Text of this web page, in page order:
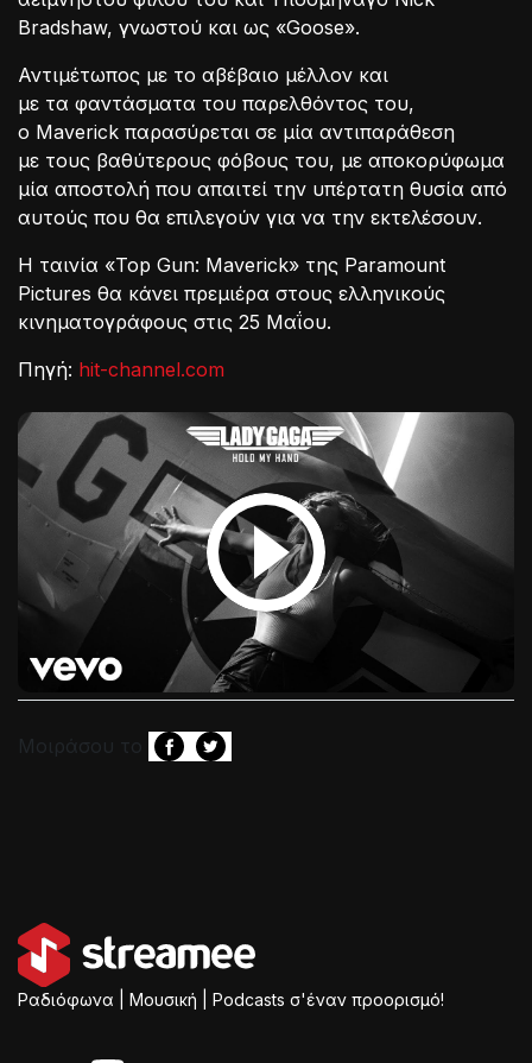
Bradshaw, γνωστού και ως «Goose».
Αντιμέτωπος με το αβέβαιο μέλλον και
με τα φαντάσματα του παρελθόντος του,
ο Maverick παρασύρεται σε μία αντιπαράθεση
με τους βαθύτερους φόβους του, με αποκορύφωμα
μία αποστολή που απαιτεί την υπέρτατη θυσία από
αυτούς που θα επιλεγούν για να την εκτελέσουν.
Η ταινία «Top Gun: Maverick» της Paramount
Pictures θα κάνει πρεμιέρα στους ελληνικούς
κινηματογράφους στις 25 Μαΐου.
Πηγή: hit-channel.com
Μοιράσου το
Ραδιόφωνα | Μουσική | Podcasts σ'έναν προορισμό!